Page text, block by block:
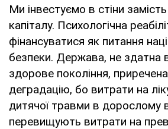
Ми інвестуємо в стіни
капіталу. Психологічна
фінансуватися як питання
безпеки. Держава, не здатна
здорове покоління,
деградацію, бо витрати на
дитячої травми в дорослому
перевищують витрати на